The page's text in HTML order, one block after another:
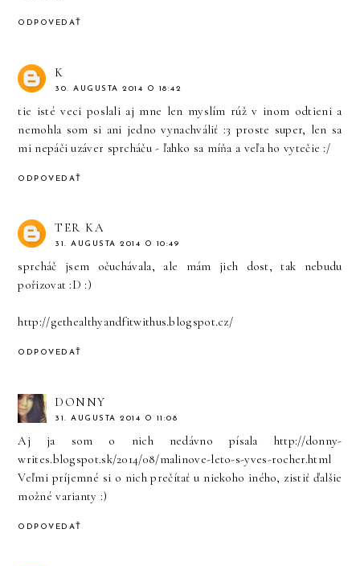
ODPOVEDAŤ
K
30. AUGUSTA 2014 O 18:42
tie isté veci poslali aj mne len myslím rúž v inom odtieni a
nemohla som si ani jedno vynachváliť :3 proste super, len sa
mi nepáči uzáver sprcháču - ľahko sa míňa a veľa ho vytečie :/
ODPOVEDAŤ
TER KA
31. AUGUSTA 2014 O 10:49
sprcháč jsem očuchávala, ale mám jich dost, tak nebudu
pořizovat :D :)
http://gethealthyandfitwithus.blogspot.cz/
ODPOVEDAŤ
DONNY
31. AUGUSTA 2014 O 11:08
Aj ja som o nich nedávno písala http://donny-
writes.blogspot.sk/2014/08/malinove-leto-s-yves-rocher.html
Veľmi príjemné si o nich prečítať u niekoho iného, zistiť ďalšie
možné varianty :)
ODPOVEDAŤ